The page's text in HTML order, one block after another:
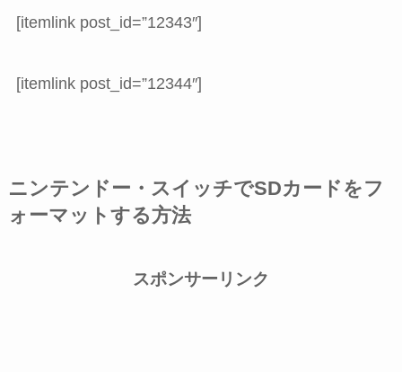
[itemlink post_id=”12343″]
[itemlink post_id=”12344″]
ニンテンドー・スイッチでSDカードをフ
ォーマットする方法
スポンサーリンク